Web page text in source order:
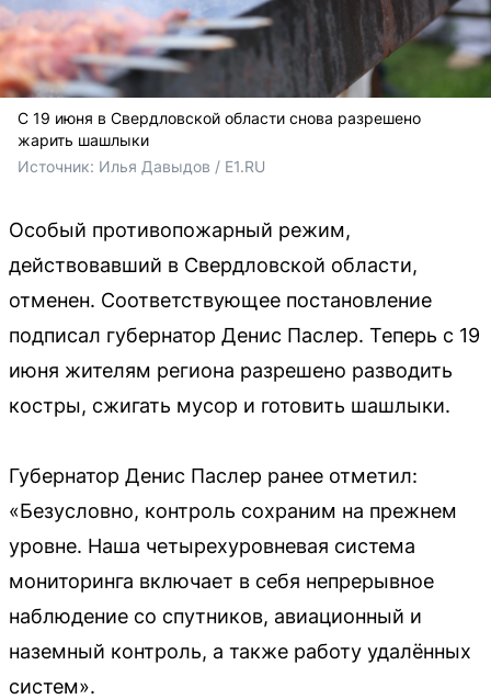
С 19 июня в Свердловской области снова разрешено
жарить шашлыки
Источник: Илья Давыдов / E1.RU
Особый противопожарный режим,
действовавший в Свердловской области,
отменен. Соответствующее постановление
подписал губернатор Денис Паслер. Теперь с 19
июня жителям региона разрешено разводить
костры, сжигать мусор и готовить шашлыки.
Губернатор Денис Паслер ранее отметил:
«Безусловно, контроль сохраним на прежнем
уровне. Наша четырехуровневая система
мониторинга включает в себя непрерывное
наблюдение со спутников, авиационный и
наземный контроль, а также работу удалённых
систем».